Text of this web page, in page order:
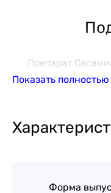
Препарат
Японии, содержит
натуральных
неотъемлемым для
Показать полностью
Форма